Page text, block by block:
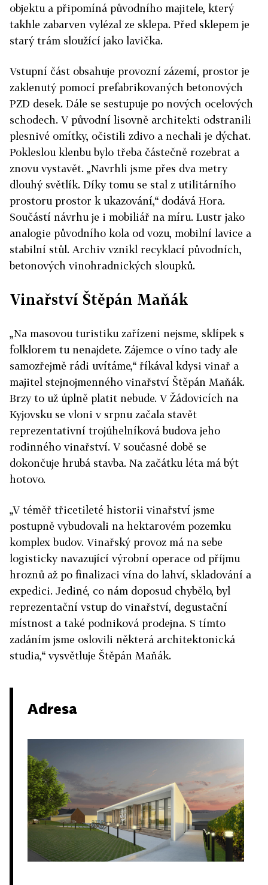
objektu a připomíná původního majitele, který
takhle zabarven vylézal ze sklepa. Před sklepem je
starý trám sloužící jako lavička.
Vstupní část obsahuje provozní zázemí, prostor je
zaklenutý pomocí prefabrikovaných betonových
PZD desek. Dále se sestupuje po nových ocelových
schodech. V původní lisovně architekti odstranili
plesnivé omítky, očistili zdivo a nechali je dýchat.
Pokleslou klenbu bylo třeba částečně rozebrat a
znovu vystavět. „Navrhli jsme přes dva metry
dlouhý světlík. Díky tomu se stal z utilitárního
prostoru prostor k ukazování,“ dodává Hora.
Součástí návrhu je i mobiliář na míru. Lustr jako
analogie původního kola od vozu, mobilní lavice a
stabilní stůl. Archiv vznikl recyklací původních,
betonových vinohradnických sloupků.
Vinařství Štěpán Maňák
„Na masovou turistiku zařízeni nejsme, sklípek s
folklorem tu nenajdete. Zájemce o víno tady ale
samozřejmě rádi uvítáme,“ říkával kdysi vinař a
majitel stejnojmenného vinařství Štěpán Maňák.
Brzy to už úplně platit nebude. V Žádovicích na
Kyjovsku se vloni v srpnu začala stavět
reprezentativní trojúhelníková budova jeho
rodinného vinařství. V současné době se
dokončuje hrubá stavba. Na začátku léta má být
hotovo.
„V téměř třicetileté historii vinařství jsme
postupně vybudovali na hektarovém pozemku
komplex budov. Vinařský provoz má na sebe
logisticky navazující výrobní operace od příjmu
hroznů až po finalizaci vína do lahví, skladování a
expedici. Jediné, co nám doposud chybělo, byl
reprezentační vstup do vinařství, degustační
místnost a také podniková prodejna. S tímto
zadáním jsme oslovili některá architektonická
studia,“ vysvětluje Štěpán Maňák.
Adresa